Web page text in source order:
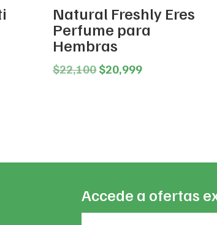
Natural Freshly Eres
Perfume para
Hembras
$22,100 Original
$20,999Current
Accede a ofertas